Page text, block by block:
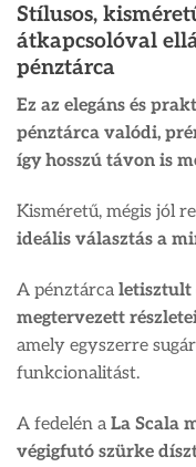
Stílusos,
átkapcsolóval
pénztárca
Ez az elegáns és
pénztárca valódi,
így hosszú távon is
Kisméretű, mégis jól
ideális választás a
A pénztárca letisztult
megtervezett
amely egyszerre
funkcionalitást.
A fedelén a La Scala
végigfutó szürke